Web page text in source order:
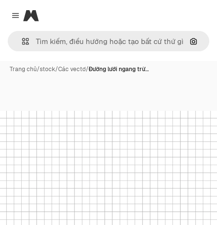
Close menu
Magnific
Tìm
Trang chủ/stock/Các vectơ/Đường lưới ngang trừ…